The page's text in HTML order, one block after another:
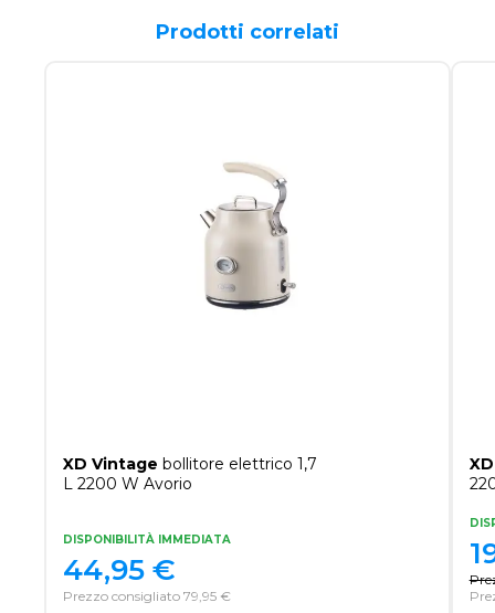
Prodotti correlati
XD Vintage
L 2200 W Avorio
DISPONIBILITÀ IMMEDIATA
Prezzo consigliato 79,95 €
44,95 €